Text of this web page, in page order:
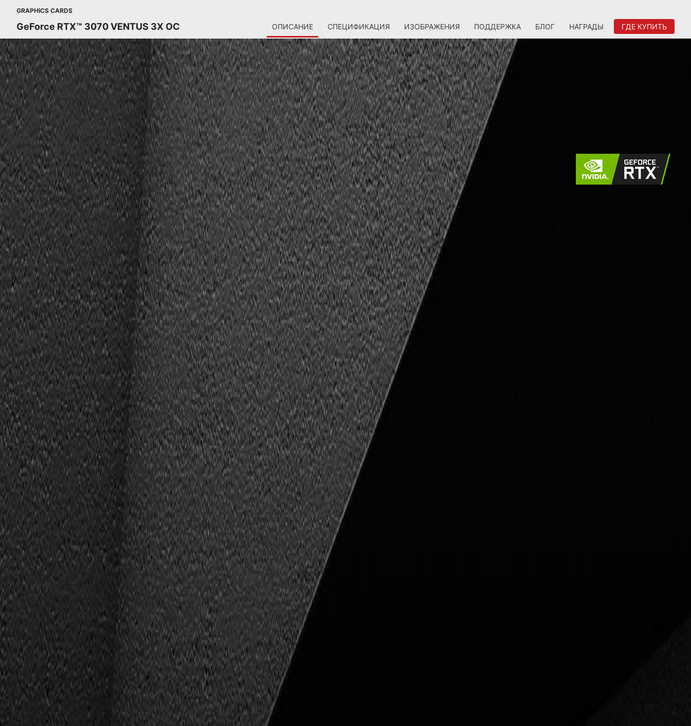
GRAPHICS CARDS
GeForce RTX™ 3070 VENTUS 3X OC ОПИСАНИЕ СПЕЦИФИКАЦИЯ ИЗОБРАЖЕНИЯ ПОДДЕРЖКА БЛОГ НАГРАДЫ ГДЕ КУПИТЬ